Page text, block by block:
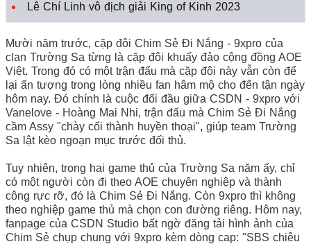
Lê Chí Linh vô địch giải King of Kinh 2023
Mười năm trước, cặp đôi Chim Sẻ Đi Nắng - 9xpro của
clan Trường Sa từng là cặp đôi khuấy đảo cộng đồng AOE
Việt. Trong đó có một trận đấu mà cặp đôi này vẫn còn để
lại ấn tượng trong lòng nhiều fan hâm mộ cho đến tận ngày
hôm nay. Đó chính là cuộc đối đầu giữa CSDN - 9xpro với
Vanelove - Hoàng Mai Nhi, trận đấu mà Chim Sẻ Đi Nắng
cầm Assy "chày cối thành huyền thoại", giúp team Trường
Sa lật kèo ngoạn mục trước đối thủ.
Tuy nhiên, trong hai game thủ của Trường Sa năm ấy, chỉ
có một người còn đi theo AOE chuyên nghiệp và thành
công rực rỡ, đó là Chim Sẻ Đi Nắng. Còn 9xpro thì không
theo nghiệp game thủ mà chọn con đường riêng. Hôm nay,
fanpage của CSDN Studio bất ngờ đăng tải hình ảnh của
Chim Sẻ chụp chung với 9xpro kèm dòng cap: "SBS chiêu